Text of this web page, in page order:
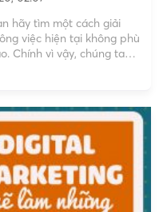
hãy tìm một cách giải
việc hiện tại không phù
Chính vì vậy, chúng ta